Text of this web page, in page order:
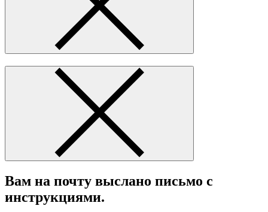
Вам на почту выслано письмо с
инструкциями.